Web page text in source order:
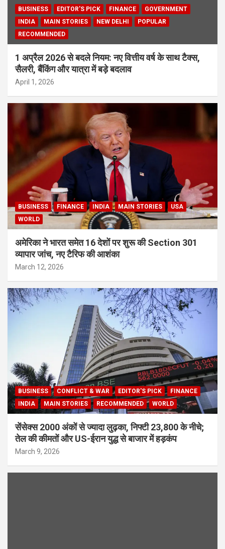
BUSINESS EDITOR'S PICK FINANCE
GOVERNMENT
INDIA
MAIN STORIES NEW DELHI
POPULAR
RECOMMENDED
1 अप्रैल 2026 से बदले नियम: नए वित्तीय वर्ष के साथ टैक्स,
सैलरी, बैंकिंग और यात्रा में बड़े बदलाव
April 1, 2026
BUSINESS FINANCE INDIA MAIN STORIES
USA
WORLD
अमेरिका ने भारत समेत 16 देशों पर शुरू की Section 301
व्यापार जांच, नए टैरिफ की आशंका
March 12, 2026
BUSINESS CONFLICT & WAR EDITOR'S PICK
FINANCE
INDIA
MAIN STORIES RECOMMENDED WORLD
सेंसेक्स 2000 अंकों से ज्यादा लुढ़का, निफ्टी 23,800 के नीचे;
तेल की कीमतों और US-ईरान युद्ध से बाजार में हड़कंप
March 9, 2026